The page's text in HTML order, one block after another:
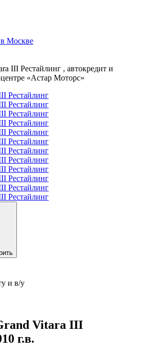
Москве
III Рестайлинг , автокредит и
«Астар Моторс»
и в/у
Vitara III
г.в.